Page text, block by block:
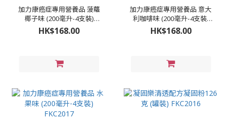
加力康癌症專用營養品 菠蘿
椰子味 (200毫升-4支裝)
FKC2019
HK$168.00
加力康癌症專用營養品 意大
利咖啡味 (200毫升-4支裝)
FKC2018
HK$168.00